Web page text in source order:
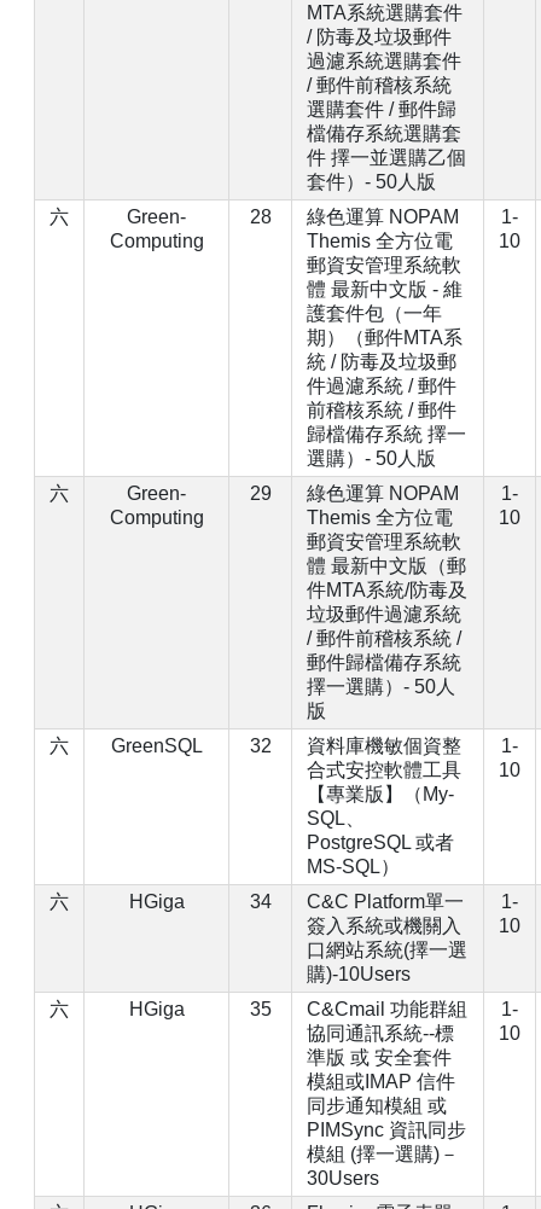
MTA系統選購套件
/ 防毒及垃圾郵件
過濾系統選購套件
/ 郵件前稽核系統
選購套件 / 郵件歸
檔備存系統選購套
件 擇一並選購乙個
套件）- 50人版
六
Green-
Computing
28
綠色運算 NOPAM
Themis 全方位電
郵資安管理系統軟
體 最新中文版 - 維
護套件包（一年
期）（郵件MTA系
統 / 防毒及垃圾郵
件過濾系統 / 郵件
前稽核系統 / 郵件
歸檔備存系統 擇一
選購）- 50人版
1-
10
六
Green-
Computing
29
綠色運算 NOPAM
Themis 全方位電
郵資安管理系統軟
體 最新中文版（郵
件MTA系統/防毒及
垃圾郵件過濾系統
/ 郵件前稽核系統 /
郵件歸檔備存系統
擇一選購）- 50人
版
1-
10
六 GreenSQL 32
資料庫機敏個資整
合式安控軟體工具
【專業版】（My-
SQL、
PostgreSQL 或者
MS-SQL）
1-
10
六 HGiga 34
C&C Platform單一
簽入系統或機關入
口網站系統(擇一選
購)-10Users
1-
10
六 HGiga 35
C&Cmail 功能群組
協同通訊系統--標
準版 或 安全套件
模組或IMAP 信件
同步通知模組 或
PIMSync 資訊同步
模組 (擇一選購)－
30Users
1-
10